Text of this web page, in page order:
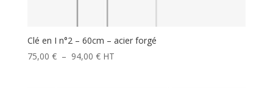
Clé en I n°2 – 60cm – acier forgé
75,00 € – 94,00 €Plage
HT